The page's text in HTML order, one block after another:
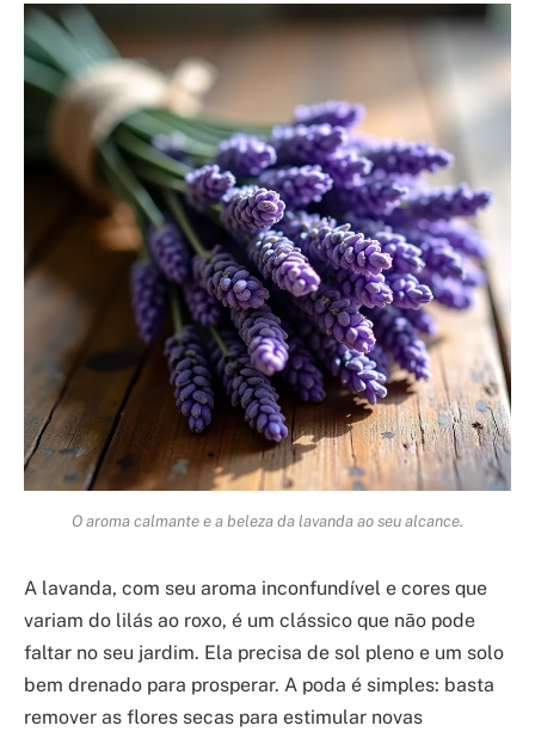
O aroma calmante e a beleza da lavanda ao seu alcance.
A lavanda, com seu aroma inconfundível e cores que
variam do lilás ao roxo, é um clássico que não pode
faltar no seu jardim. Ela precisa de sol pleno e um solo
bem drenado para prosperar. A poda é simples: basta
remover as flores secas para estimular novas